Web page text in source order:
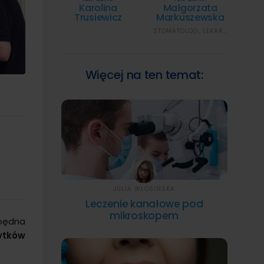
Karolina
Trusiewicz
Małgorzata
Markuszewska
Więcej na ten temat:
Leczenie kanałowe pod
mikroskopem